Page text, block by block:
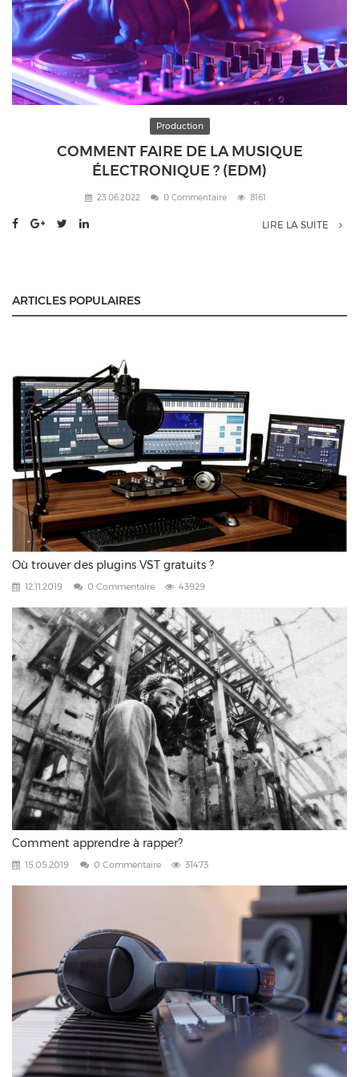
Production
COMMENT FAIRE DE LA MUSIQUE
ÉLECTRONIQUE ? (EDM)
23.06.2022 0 Commentaire 8161
LIRE LA SUITE
ARTICLES POPULAIRES
Où trouver des plugins VST gratuits ?
12.11.2019 0 Commentaire 43929
Comment apprendre à rapper?
15.05.2019 0 Commentaire 31473